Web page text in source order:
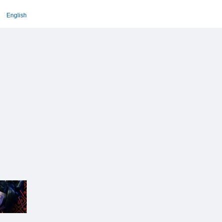
English